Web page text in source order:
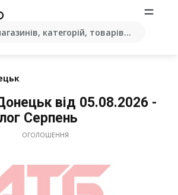
категорій, товарів...
від 05.08.2026 -
Серпень
ОГОЛОШЕННЯ